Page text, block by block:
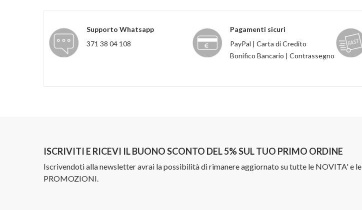
Supporto Whatsapp
371 38 04 108
Pagamenti sicuri
PayPal | Carta di Credito
Bonifico Bancario | Contrassegno
ISCRIVITI E RICEVI IL BUONO SCONTO DEL 5% SUL TUO PRIMO ORDINE
Iscrivendoti alla newsletter avrai la possibilità di rimanere aggiornato su tutte le NOVITA' e le
PROMOZIONI.